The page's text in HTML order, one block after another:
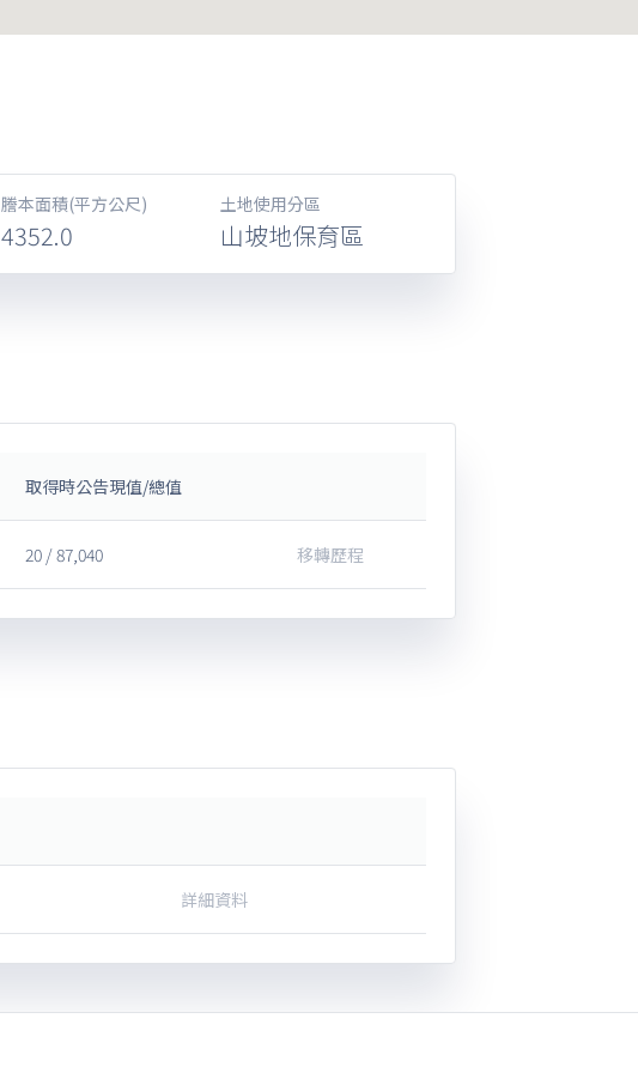
謄本面積(平方公尺)
4352.0
土地使用分區
山坡地保育區
取得時公告現值/總值
20 / 87,040 移轉歷程
詳細資料